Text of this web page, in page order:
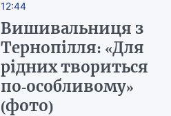
12:44
Вишивальниця з
Тернопілля: «Для
рідних твориться
по-особливому»
(фото)